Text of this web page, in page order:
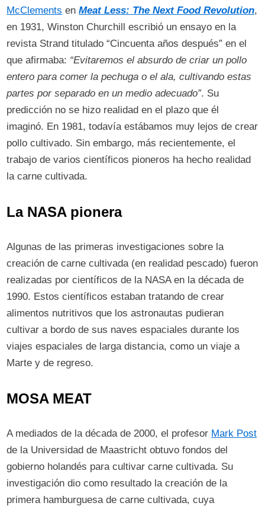
McClements enMeat Less: The Next Food Revolution,
en 1931, Winston Churchill escribió un ensayo en la
revista Strand titulado “Cincuenta años después” en el
que afirmaba: “Evitaremos el absurdo de criar un pollo
entero para comer la pechuga o el ala, cultivando estas
partes por separado en un medio adecuado”. Su
predicción no se hizo realidad en el plazo que él
imaginó. En 1981, todavía estábamos muy lejos de crear
pollo cultivado. Sin embargo, más recientemente, el
trabajo de varios científicos pioneros ha hecho realidad
la carne cultivada.
La NASA pionera
Algunas de las primeras investigaciones sobre la
creación de carne cultivada (en realidad pescado) fueron
realizadas por científicos de la NASA en la década de
1990. Estos científicos estaban tratando de crear
alimentos nutritivos que los astronautas pudieran
cultivar a bordo de sus naves espaciales durante los
viajes espaciales de larga distancia, como un viaje a
Marte y de regreso.
MOSA MEAT
A mediados de la década de 2000, el profesor Mark Post
de la Universidad de Maastricht obtuvo fondos del
gobierno holandés para cultivar carne cultivada. Su
investigación dio como resultado la creación de la
primera hamburguesa de carne cultivada, cuya